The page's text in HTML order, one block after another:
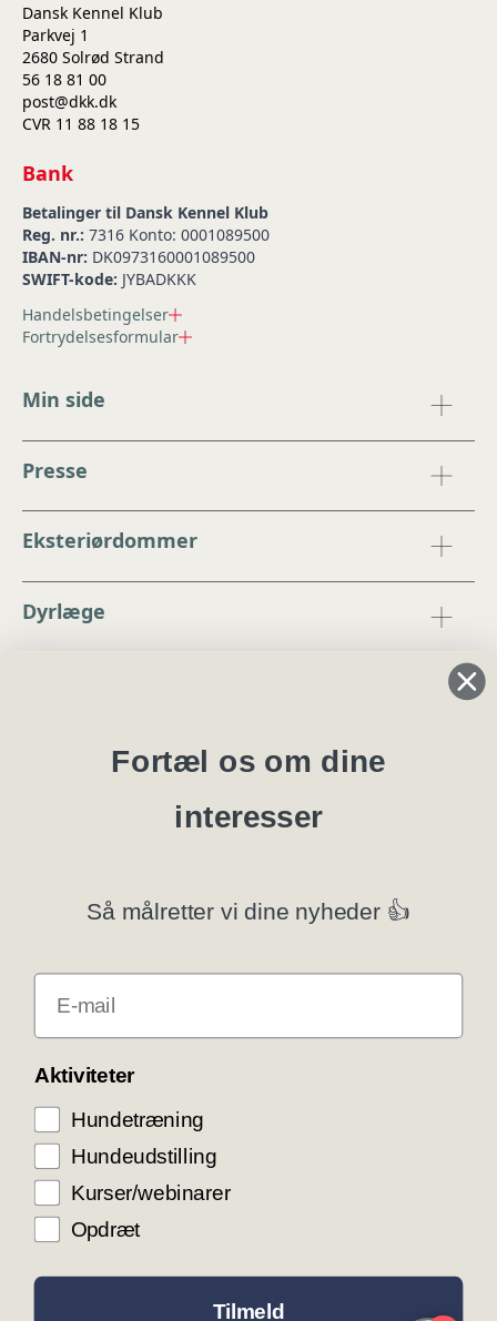
Vi bruger cookies til teknisk funktionalitet samt
trafikmåling for at optimere vores hjemmeside og
levere den bedst mulige service og
brugeroplevelse. Ved at trykke ”Accepter alle”
giver du samtykke til disse formål.
ACCEPTER NØDVENDIGE COOKIES
Dansk Kennel Klub
Parkvej 1
2680 Solrød Strand
56 18 81 00
post@dkk.dk
CVR 11 88 18 15
Bank
Betalinger til Dansk Kennel Klub
Reg. nr.: 7316 Konto: 0001089500
IBAN-nr: DK0973160001089500
SWIFT-kode: JYBADKKK
Handelsbetingelser
Fortrydelsesformular
Min side
Presse
Eksteriørdommer
Dyrlæge
Blanketter
Privatlivspolitik
Få rabat som DKK medlem
Fortæl os om dine
interesser
Så målretter vi dine nyheder 👍
E-mail
Aktiviteter
Hundetræning
Hundeudstilling
Kurser/webinarer
Opdræt
Tilmeld